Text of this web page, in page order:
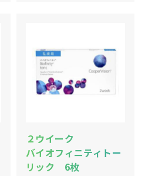
２ウイーク
バイオフィニティトー
リック 6枚